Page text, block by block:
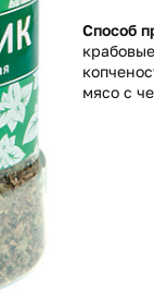
Способ
мясо с